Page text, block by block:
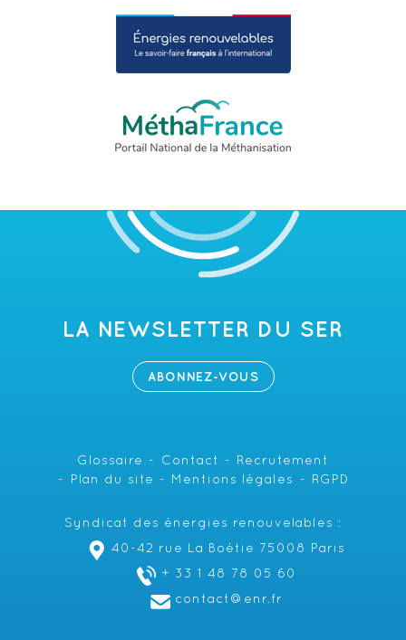
LA NEWSLETTER DU SER
ABONNEZ-VOUS
Glossaire Contact
Recrutement
Plan du site
Mentions légales RGPD
Syndicat des énergies renouvelables :
40-42 rue La Boétie 75008 Paris
+ 33 1 48 78 05 60
contact@enr.fr